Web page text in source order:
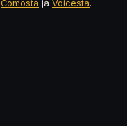
Comosta ja Voicesta.